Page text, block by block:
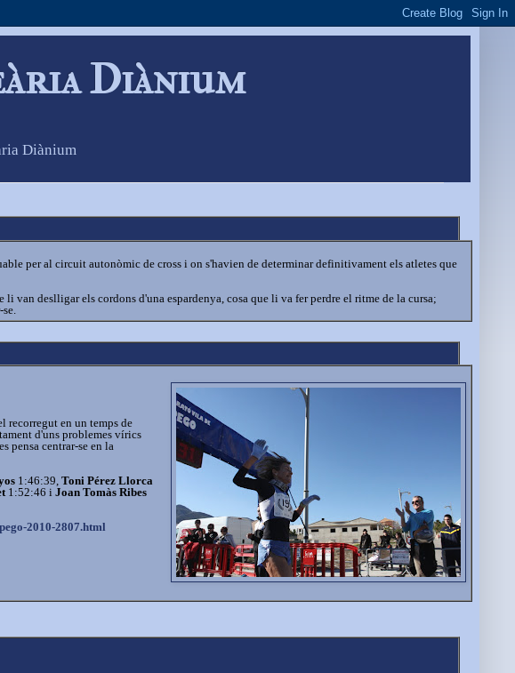
Diànium
Diànium
per al circuit autonòmic de cross i on s'havien de determinar definitivament els atletes que
van deslligar els cordons d'una espardenya, cosa que li va fer perdre el ritme de la cursa;
recorregut en un temps de
d'uns problemes vírics
pensa centrar-se en la
1:46:39, Toni Pérez Llorca
1:52:46 i Joan Tomàs Ribes
2010-2807.html